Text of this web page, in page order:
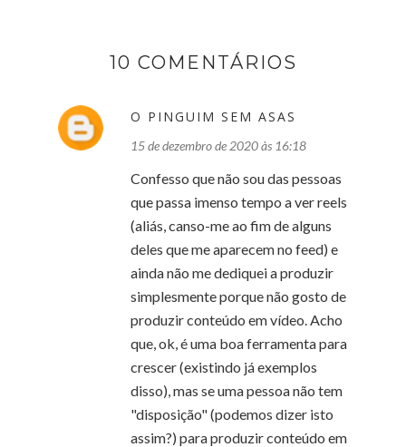
10 COMENTÁRIOS
O PINGUIM SEM ASAS
15 de dezembro de 2020 às 16:18
Confesso que não sou das pessoas
que passa imenso tempo a ver reels
(aliás, canso-me ao fim de alguns
deles que me aparecem no feed) e
ainda não me dediquei a produzir
simplesmente porque não gosto de
produzir conteúdo em vídeo. Acho
que, ok, é uma boa ferramenta para
crescer (existindo já exemplos
disso), mas se uma pessoa não tem
"disposição" (podemos dizer isto
assim?) para produzir conteúdo em